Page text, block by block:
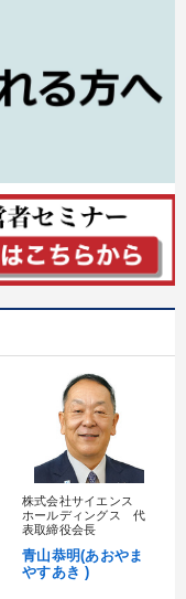
株式会社サイエンス
ホールディングス 代
表取締役会長
青山恭明(あおやま
やすあき )